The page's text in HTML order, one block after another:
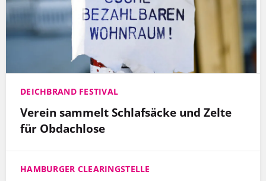
DEICHBRAND FESTIVAL
Verein sammelt Schlafsäcke und Zelte
für Obdachlose
HAMBURGER CLEARINGSTELLE